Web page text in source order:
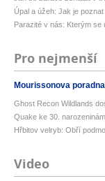
Úpal a úžeh: Jak je
Parazité v nás: Kterým se
Pro nejmenší
Mourissonova poradna
Ghost Recon Wildlands
Quake ke 30.
Hřbitov velryb: Obří
Video